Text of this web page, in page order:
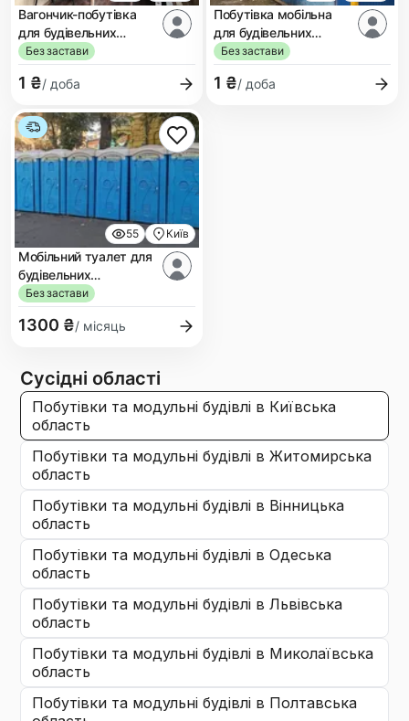
Вагончик-побутівка
для будівельних
бригад
Без застави
1 ₴/ доба
Побутівка мобільна
для будівельних
об’єктів
Без застави
1 ₴/ доба
55 Київ
Мобільний туалет для
будівельних
майданчиків
Без застави
1300 ₴/ місяць
Сусідні області
побутівки та модульні будівлі в Київська
область
побутівки та модульні будівлі в Житомирська
область
побутівки та модульні будівлі в Вінницька
область
побутівки та модульні будівлі в Одеська
область
побутівки та модульні будівлі в Львівська
область
побутівки та модульні будівлі в Миколаївська
область
побутівки та модульні будівлі в Полтавська